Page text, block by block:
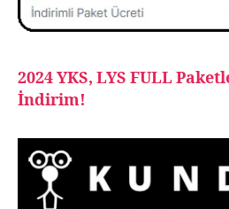
2024 YKS, LYS FULL
İndirim!